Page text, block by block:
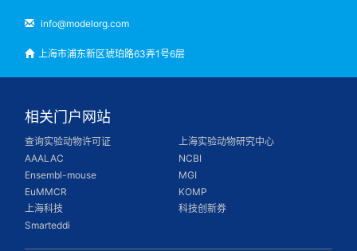
info@modelorg.com
上海市浦东新区琥珀路63弄1号6层
相关门户网站
查询实验动物许可证
上海实验动物研究中心
AAALAC
NCBI
Ensembl-mouse
MGI
EuMMCR
KOMP
上海科技
科技创新券
Smarteddi